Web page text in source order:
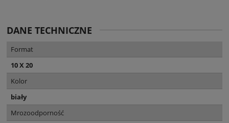
DANE TECHNICZNE
Format
10 X 20
Kolor
biały
Mrozoodporność